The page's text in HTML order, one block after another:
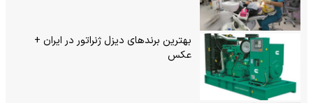
بهترین برندهای دیزل ژنراتور در ایران +
عکس